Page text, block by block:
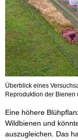
Überblick eines
Reproduktion der Bienen
Eine höhere
Wildbienen und
auszugleichen. Das